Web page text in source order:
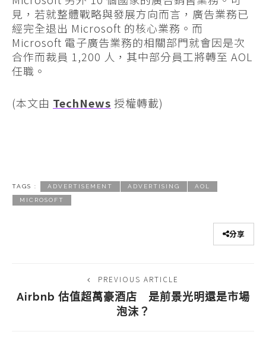
見，若就整體戰略與發展方向而言，廣告業務已
經完全退出 Microsoft 的核心業務。而
Microsoft 電子廣告業務的相關部門就會因是次
合作而裁員 1,200 人，其中部分員工將轉至 AOL
任職。
(本文由 TechNews 授權轉載)
TAGS : ADVERTISEMENT ADVERTISING AOL
MICROSOFT
分享
PREVIOUS ARTICLE
Airbnb 估值超萬豪酒店 是前景光明還是市場
泡沫？